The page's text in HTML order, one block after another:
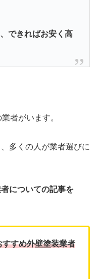
できればお安く高
者がいます。
多くの人が業者選びに
についての記事を
すすめ外壁塗装業者